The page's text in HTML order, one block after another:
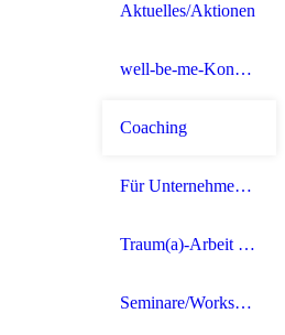
Aktuelles/Aktionen
well-be-me-Konzept
Coaching
Für Unternehmen, Schulen und Vereine
Traum(a)-Arbeit + EMDR
Seminare/Workshops